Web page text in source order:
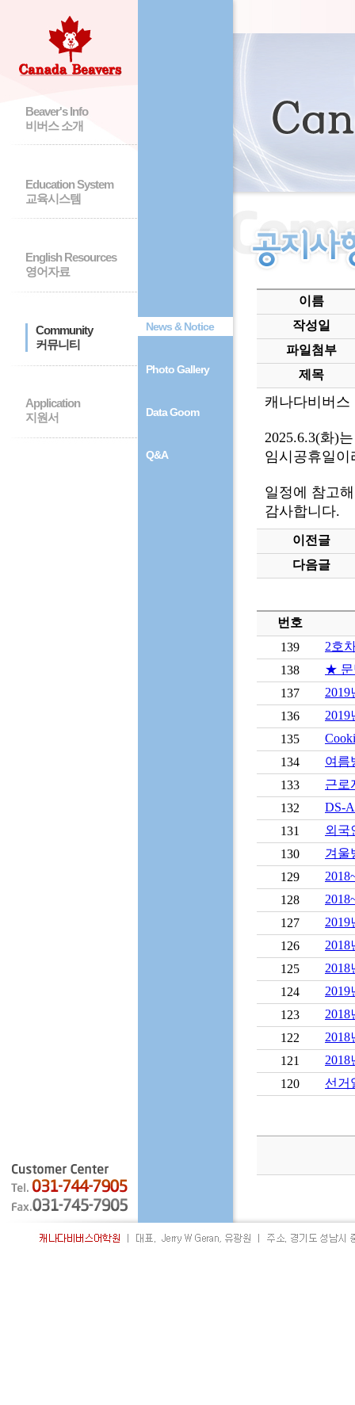
Beaver's Info
비버스 소개
Education System
교육시스템
English Resources
영어자료
Community
커뮤니티
News & Notice
Photo Gallery
Data Goom
Q&A
Application
지원서
이름
작성일
파일첨부
제목
캐나다비버
2025.6.3(화)
임시공휴일
일정에 참고
감사합니다.
이전글
다음글
번호
139
2호
138
★ 문
137
136
135
134
여름
133
근로
132
DS-
131
외국
130
겨울
129
128
127
126
125
124
123
122
121
2018
120
선거